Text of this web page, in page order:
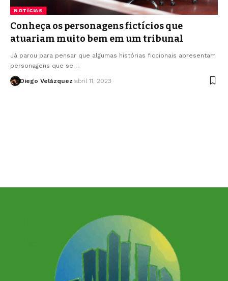
NOTÍCIAS
Conheça os personagens fictícios que
atuariam muito bem em um tribunal
Já parou para pensar que algumas histórias ficcionais apresentam
personagens que se…
Diego Velázquez abril 11, 2023